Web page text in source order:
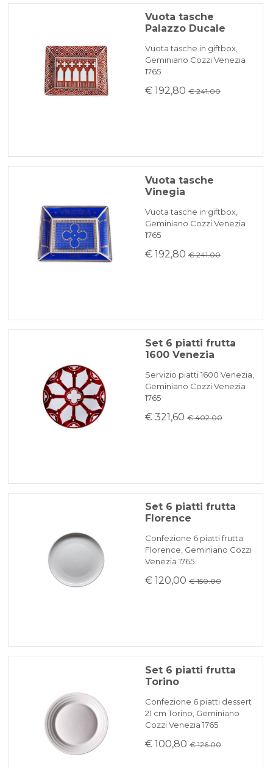
Vuota tasche
Palazzo Ducale
Vuota tasche in giftbox,
Geminiano Cozzi Venezia
1765
€ 192,80 € 241.00
Vuota tasche
Vinegia
Vuota tasche in giftbox,
Geminiano Cozzi Venezia
1765
€ 192,80 € 241.00
Set 6 piatti frutta
1600 Venezia
Servizio piatti 1600 Venezia,
Geminiano Cozzi Venezia
1765
€ 321,60 € 402.00
Set 6 piatti frutta
Florence
Confezione 6 piatti frutta
Florence, Geminiano Cozzi
Venezia 1765
€ 120,00 € 150.00
Set 6 piatti frutta
Torino
Confezione 6 piatti dessert
21 cm Torino, Geminiano
Cozzi Venezia 1765
€ 100,80 € 126.00